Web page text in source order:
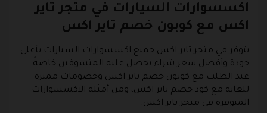
اكسسوارات السيارات في متجر تاير
اكس مع كوبون خصم تاير اكس
يتوفر في متجر تاير اكس جميع اكسسوارات السيارات بأعلى
جودة وأفضل سعر شراء يحصل عليه المتسوقين خاصةً
عند الطلب مع كوبون خصم تاير اكس وخصومات مميزة
للغاية مع كود خصم تاير اكس، ومن أمثلة الاكسسوارات
المتوفرة في متجر تاير اكس: